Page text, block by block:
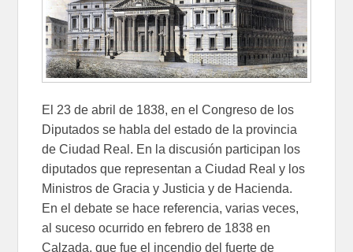
El 23 de abril de 1838, en el Congreso de los
Diputados se habla del estado de la provincia
de Ciudad Real. En la discusión participan los
diputados que representan a Ciudad Real y los
Ministros de Gracia y Justicia y de Hacienda.
En el debate se hace referencia, varias veces,
al suceso ocurrido en febrero de 1838 en
Calzada, que fue el incendio del fuerte de